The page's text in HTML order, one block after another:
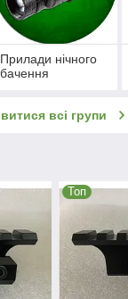
Прилади нічного
бачення
всі групи
Топ